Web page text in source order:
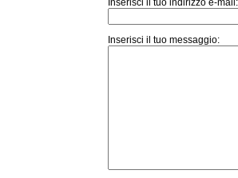
Inserisci il tuo indirizzo e-mail:
Inserisci il tuo messaggio: